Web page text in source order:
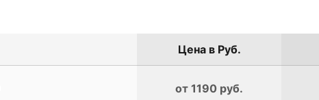
Цена в Руб.
от 1190 руб.